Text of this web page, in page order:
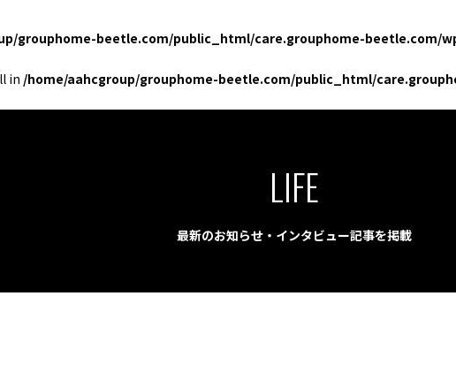
grouphome-beetle.com/public_html/care.grouphome-beetle.com/
in /home/aahcgroup/grouphome-beetle.com/public_html/
LIFE
最新のお知らせ・インタビュー記事を掲載